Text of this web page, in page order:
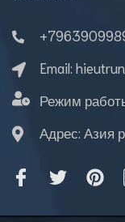
Email:
Режим
Адрес: Азия